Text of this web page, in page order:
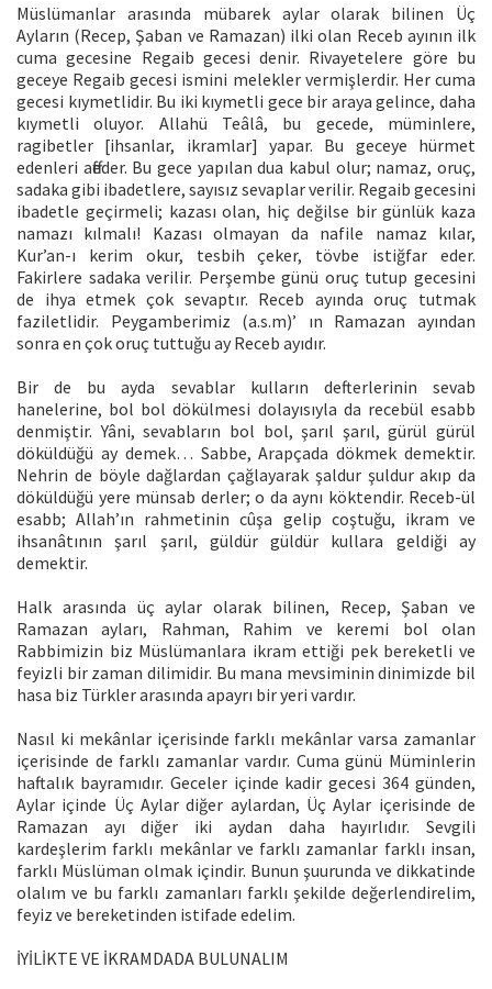
Müslümanlar arasında mübarek aylar olarak bilinen Üç
Ayların (Recep, Şaban ve Ramazan) ilki olan Receb ayının ilk
cuma gecesine Regaib gecesi denir. Rivayetelere göre bu
geceye Regaib gecesi ismini melekler vermişlerdir. Her cuma
gecesi kıymetlidir. Bu iki kıymetli gece bir araya gelince, daha
kıymetli oluyor. Allahü Teâlâ, bu gecede, müminlere,
ragibetler [ihsanlar, ikramlar] yapar. Bu geceye hürmet
edenleri affeder. Bu gece yapılan dua kabul olur; namaz, oruç,
sadaka gibi ibadetlere, sayısız sevaplar verilir. Regaib gecesini
ibadetle geçirmeli; kazası olan, hiç değilse bir günlük kaza
namazı kılmalı! Kazası olmayan da nafile namaz kılar,
Kur’an-ı kerim okur, tesbih çeker, tövbe istiğfar eder.
Fakirlere sadaka verilir. Perşembe günü oruç tutup gecesini
de ihya etmek çok sevaptır. Receb ayında oruç tutmak
faziletlidir. Peygamberimiz (a.s.m)’ ın Ramazan ayından
sonra en çok oruç tuttuğu ay Receb ayıdır.
Bir de bu ayda sevablar kulların defterlerinin sevab
hanelerine, bol bol dökülmesi dolayısıyla da recebül esabb
denmiştir. Yâni, sevabların bol bol, şarıl şarıl, gürül gürül
döküldüğü ay demek… Sabbe, Arapçada dökmek demektir.
Nehrin de böyle dağlardan çağlayarak şaldur şuldur akıp da
döküldüğü yere münsab derler; o da aynı köktendir. Receb-ül
esabb; Allah’ın rahmetinin cûşa gelip coştuğu, ikram ve
ihsanâtının şarıl şarıl, güldür güldür kullara geldiği ay
demektir.
Halk arasında üç aylar olarak bilinen, Recep, Şaban ve
Ramazan ayları, Rahman, Rahim ve keremi bol olan
Rabbimizin biz Müslümanlara ikram ettiği pek bereketli ve
feyizli bir zaman dilimidir. Bu mana mevsiminin dinimizde bil
hasa biz Türkler arasında apayrı bir yeri vardır.
Nasıl ki mekânlar içerisinde farklı mekânlar varsa zamanlar
içerisinde de farklı zamanlar vardır. Cuma günü Müminlerin
haftalık bayramıdır. Geceler içinde kadir gecesi 364 günden,
Aylar içinde Üç Aylar diğer aylardan, Üç Aylar içerisinde de
Ramazan ayı diğer iki aydan daha hayırlıdır. Sevgili
kardeşlerim farklı mekânlar ve farklı zamanlar farklı insan,
farklı Müslüman olmak içindir. Bunun şuurunda ve dikkatinde
olalım ve bu farklı zamanları farklı şekilde değerlendirelim,
feyiz ve bereketinden istifade edelim.
İYİLİKTE VE İKRAMDADA BULUNALIM